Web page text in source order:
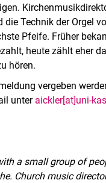
Technik der Orgel
Pfeife. Früher
heute zählt eher
hören.
vergeben
unter aickler[at]uni-
a small group of
Church music